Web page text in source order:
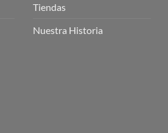
Tiendas
Nuestra Historia